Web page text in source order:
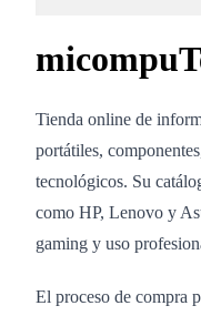
Tienda online de
portátiles,
tecnológicos. Su
como HP, Lenovo y
gaming y uso
El proceso de compra